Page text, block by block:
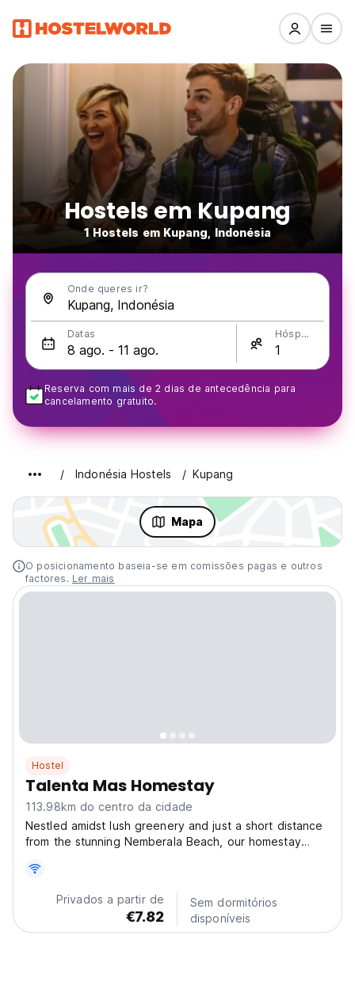
Hostels em Kupang
1 Hostels em Kupang, Indonésia
Onde queres ir?
Datas Hóspedes
Reserva com mais de 2 dias de antecedência para
cancelamento gratuito.
Indonésia Hostels Kupang
Mapa
O posicionamento baseia-se em comissões pagas e outros
factores. Ler mais
Hostel
Talenta Mas Homestay
113.98km do centro da cidade
Nestled amidst lush greenery and just a short distance
from the stunning Nemberala Beach, our homestay
experience for travellers seeking relaxation and
cultural immersion. Our Location: Talenta Mas Homestay
Privados a partir de
€7.82
Sem dormitórios
disponíveis